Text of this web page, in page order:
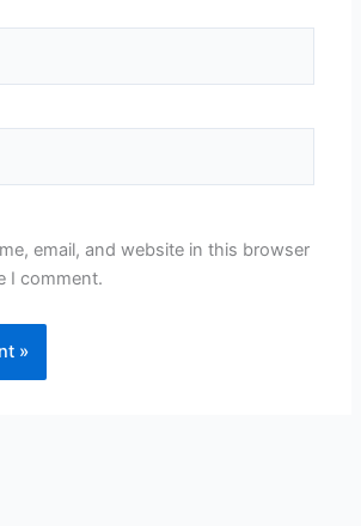
email, and website in this browser
I comment.